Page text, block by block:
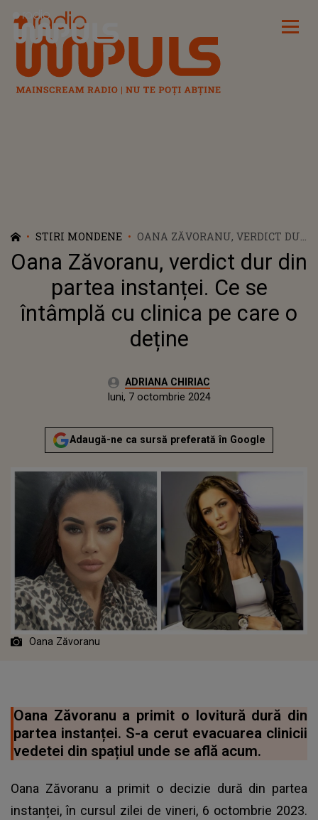
Radio Impuls
STIRI MONDENE
OANA ZĂVORANU, VERDICT DUR
DIN PARTEA INSTANȚEI. CE SE
ÎNTÂMPLĂ CU CLINICA PE CARE
O DEȚINE
Oana Zăvoranu, verdict dur din
partea instanței. Ce se
întâmplă cu clinica pe care o
deține
Autor:ADRIANA CHIRIAC
duminică, 8 octombrie 2023
Actualizat:
luni, 7 octombrie 2024
Adaugă-ne ca sursă preferată în Google
Oana Zăvoranu
Oana Zăvoranu a primit o lovitură dură din
partea instanței. S-a cerut evacuarea clinicii
vedetei din spațiul unde se află acum.
Oana Zăvoranu a primit o decizie dură din partea
instanței, în cursul zilei de vineri, 6 octombrie 2023.